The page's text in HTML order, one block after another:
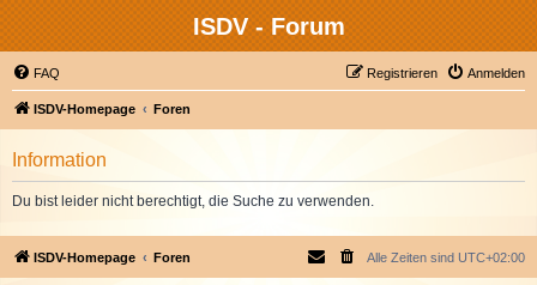
ISDV - Forum
FAQ Anmelden
Registrieren
ISDV-Homepage Foren
Information
Du bist leider nicht berechtigt, die Suche zu verwenden.
ISDV-Homepage Foren Alle Zeiten sind UTC+02:00